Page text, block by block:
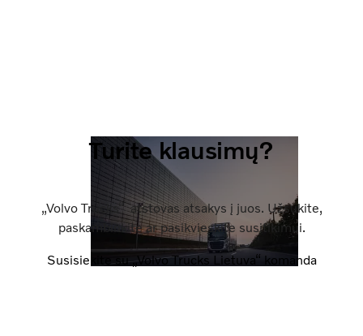
Turite klausimų?
„Volvo Trucks“ atstovas atsakys į juos. Užsukite,
paskambinkite ar pasikvieskite susitikimui.
Susisiekite su „Volvo Trucks Lietuva“ komanda